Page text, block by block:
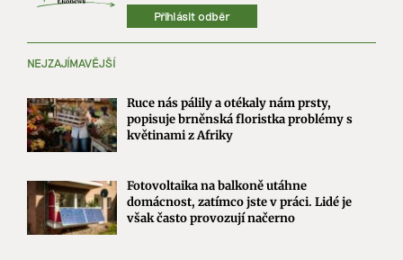
Přihlásit odběr
NEJZAJÍMAVĚJŠÍ
Ruce nás pálily a otékaly nám prsty,
popisuje brněnská floristka problémy s
květinami z Afriky
Fotovoltaika na balkoně utáhne
domácnost, zatímco jste v práci. Lidé je
však často provozují načerno